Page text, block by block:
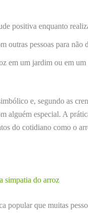
positiva enquanto
outras pessoas para não
em um jardim ou em
e, segundo as
alguém especial. A
do cotidiano como o
simpatia do arroz
popular que muitas